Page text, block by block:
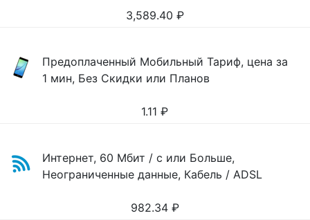
3,589.40 ₽
Предоплаченный Мобильный Тариф, цена за
1 мин, Без Скидки или Планов
1.11 ₽
Интернет, 60 Мбит / с или Больше,
Неограниченные данные, Кабель / ADSL
982.34 ₽